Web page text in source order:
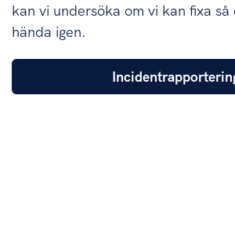
kan vi undersöka om vi kan fixa
hända igen.